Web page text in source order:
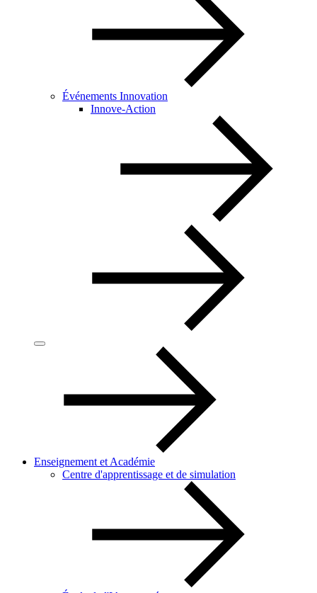
Événements Innovation
Innove-Action
Enseignement et Académie
Centre d'apprentissage et de simulation